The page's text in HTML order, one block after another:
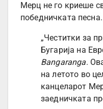
Мерц не го криеше
победничката песна.
„Честитки за
Бугарија на
Bangaranga.
на летото во
канцеларот
заедничката